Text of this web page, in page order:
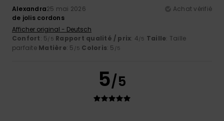
Alexandra25 mai 2026
Achat vérifié
de jolis cordons
Afficher original - Deutsch
Confort: 5/5 Rapport qualité / prix: 4/5 Taille: Taille
parfaite Matière: 5 /5 Coloris: 5 /5
5/5